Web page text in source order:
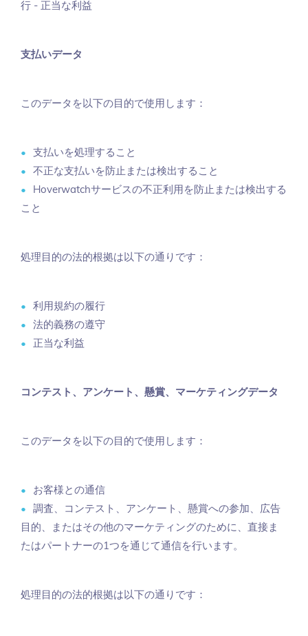
行 - 正当な利益
支払いデータ
このデータを以下の目的で使用します：
支払いを処理すること
不正な支払いを防止または検出すること
Hoverwatchサービスの不正利用を防止または検出する
こと
処理目的の法的根拠は以下の通りです：
利用規約の履行
法的義務の遵守
正当な利益
コンテスト、アンケート、懸賞、マーケティングデータ
このデータを以下の目的で使用します：
お客様との通信
調査、コンテスト、アンケート、懸賞への参加、広告
目的、またはその他のマーケティングのために、直接ま
たはパートナーの1つを通じて通信を行います。
処理目的の法的根拠は以下の通りです：